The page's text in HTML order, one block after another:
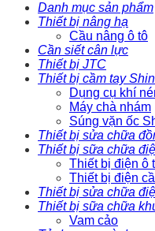
Danh mục sản phẩm
Thiết bị nâng hạ
Cầu nâng ô tô
Cần siết cân lực
Thiết bị JTC
Thiết bị cầm tay
Dụng cụ khí
Máy chà nhám
Súng vặn ốc
Thiết bị sửa chữa
Thiết bị sữa chữa
Thiết bị điện ô
Thiết bị điện
Thiết bị sửa chữa
Thiết bị sữa chữa
Vam cảo